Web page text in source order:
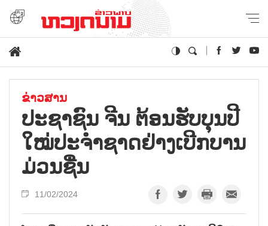
ຂ່າວສານ
ປະ​ຊາ​ຊົນ ຈີນ ຕ້ອນ​ຮັບ​ບຸນ​ປີ​
ໃໝ່​ປະ​ຈຳ​ຊາດ​ຢ່າງ​ເບີ​ກ​ບານ​
ມ່ວນ​ຊື່ນ
11/02/2024